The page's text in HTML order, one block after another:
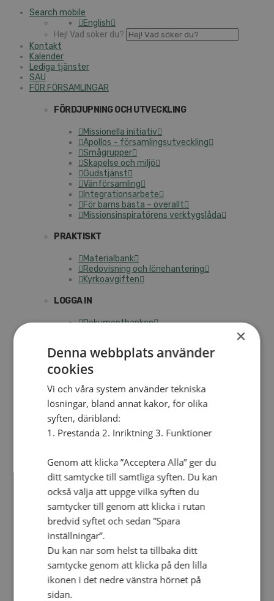
Search mobile
English
Hej! Vad söker du?
Kontakt
Kalender
Lediga tjänster
SAU
FÖR FÖRSAMLINGAR
FÖRDJUPNING OCH UTVECKLING
Missionella initiativ
Apollos – församlingsutveckling
Smågrupper
Skapelse och miljö
Gudstjänst
Vänförsamling
Integrationsarbete
För barns bästa – överallt
Missionsinspiratörens verktygslåda
PRAKTISKT
Materialbank
Redovisning och lönehantering
Kyrkoavgiften
LOGGA IN
Dokumentbanken
SAMP – personalförbundet
Kontakt
Kalender
Lediga tjänster
SAU
FÖR FÖRSAMLINGAR
VAD VI GÖR
Våra arbeten
Här finns vi
Nationellt
Nationella avdelningen
Nationella arbetsområden
Våra pionjära satsningar
Engagera dig nationellt
Ekumeniska året 2025
×
Denna webbplats använder
cookies
Vi och våra system använder tekniska
lösningar, bland annat kakor, för olika
syften, däribland:
1. Prestanda 2. Inriktning 3. Funktioner
Genom att klicka ”Acceptera Alla” ger du
ditt samtycke till samtliga syften. Du kan
också välja att uppge vilka syften du
samtycker till genom att klicka i rutan
bredvid syftet och sedan ”Spara
inställningar”.
Du kan när som helst ta tillbaka ditt
samtycke genom att klicka på den lilla
ikonen i det nedre vänstra hörnet på
sidan.